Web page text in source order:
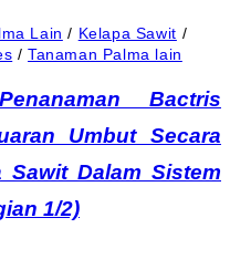
Lain / Kelapa Sawit /
/ Tanaman Palma lain
Bactris
Umbut Secara
Sawit Dalam Sistem
1/2)